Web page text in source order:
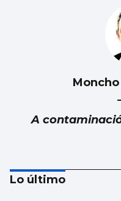
Moncho
A
Lo último